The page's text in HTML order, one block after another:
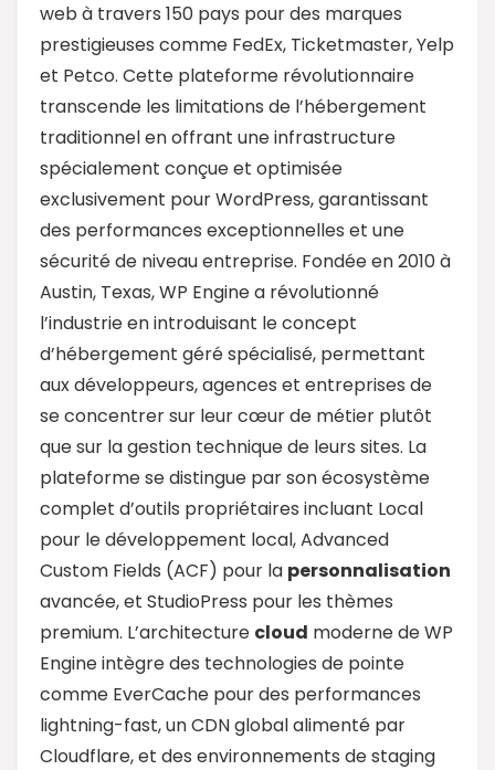
web à travers 150 pays pour des marques
prestigieuses comme FedEx, Ticketmaster, Yelp
et Petco. Cette plateforme révolutionnaire
transcende les limitations de l’hébergement
traditionnel en offrant une infrastructure
spécialement conçue et optimisée
exclusivement pour WordPress, garantissant
des performances exceptionnelles et une
sécurité de niveau entreprise. Fondée en 2010 à
Austin, Texas, WP Engine a révolutionné
l’industrie en introduisant le concept
d’hébergement géré spécialisé, permettant
aux développeurs, agences et entreprises de
se concentrer sur leur cœur de métier plutôt
que sur la gestion technique de leurs sites. La
plateforme se distingue par son écosystème
complet d’outils propriétaires incluant Local
pour le développement local, Advanced
Custom Fields (ACF) pour la personnalisation
avancée, et StudioPress pour les thèmes
premium. L’architecture cloud moderne de WP
Engine intègre des technologies de pointe
comme EverCache pour des performances
lightning-fast, un CDN global alimenté par
Cloudflare, et des environnements de staging